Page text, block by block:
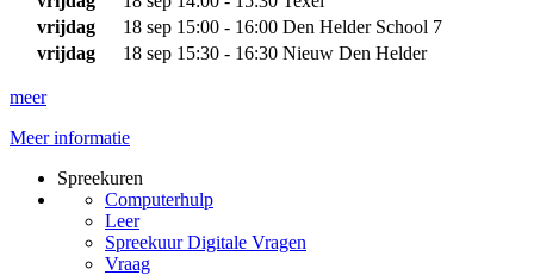
vrijdag
18 sep 15:00 - 16:00 Den Helder School 7
vrijdag
18 sep 15:30 - 16:30 Nieuw Den Helder
meer
Meer informatie
Spreekuren
Computerhulp
Leer
Spreekuur Digitale Vragen
Vraag